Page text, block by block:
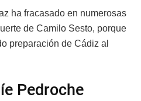
ha fracasado en numerosas
de Camilo Sesto, porque
preparación de Cádiz al
Pedroche